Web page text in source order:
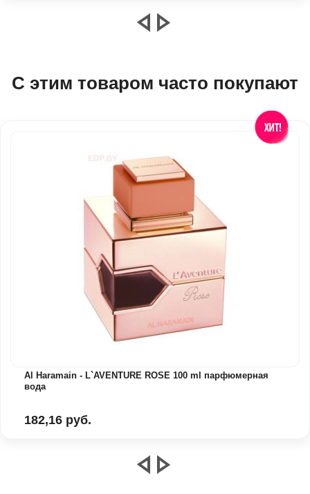
С этим товаром часто покупают
Al Haramain - L`AVENTURE ROSE 100 ml парфюмерная
вода
182,16 руб.